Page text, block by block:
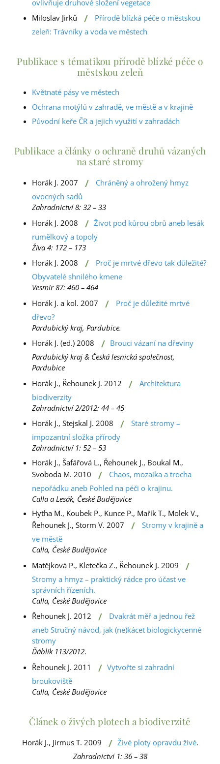
ovlivňuje druhové složení vegetace
Miloslav Jirků
/
Přírodě blízká péče o městskou
zeleň: Trávníky a voda ve městech
Publikace s tématikou přírodě blízké péče o
městskou zeleň
Květnaté pásy ve městech
Ochrana motýlů v zahradě, ve městě a v krajině
Původní keře ČR a jejich využití v zahradách
Publikace a články o ochraně druhů vázaných
na staré stromy
Horák J. 2007 /
Chráněný a ohrožený hmyz
ovocných sadů
Zahradnictví 8: 32 – 33
Horák J. 2008
/ Život pod kůrou obrů aneb lesák
rumělkový a topoly
Živa 4: 172 – 173
Horák J. 2008
/
Proč je mrtvé dřevo tak důležité?
Obyvatelé shnilého kmene
Vesmír 87: 460 – 464
Horák J. a kol. 2007
/
Proč je důležité mrtvé
dřevo?
Pardubický kraj, Pardubice.
Horák J. (ed.) 2008
/ Brouci vázaní na dřeviny
Pardubický kraj & Česká lesnická společnost,
Pardubice
Horák J., Řehounek J. 2012
/
Architektura
biodiverzity
Zahradnictví 2/2012: 44 – 45
Horák J., Stejskal J. 2008
/
Staré stromy –
impozantní složka přírody
Zahradnictví 1: 52 – 53
Horák J., Šafářová L., Řehounek J., Boukal M.,
Svoboda M. 2010
/
Chaos, mozaika a trocha
nepořádku aneb Pohled na péči o krajinu.
Calla a Lesák, České Budějovice
Hyťha M., Koubek P., Kunce P., Mařík T., Molek V.,
Řehounek J., Storm V. 2007
/
Stromy v krajině a
ve městě
Calla, České Budějovice
Matějková P., Kletečka Z., Řehounek J. 2009
/
Stromy a hmyz – praktický rádce pro účast ve
správních řízeních.
Calla, České Budějovice
Řehounek J. 2012
/
Dvakrát měř a jednou řež
aneb Stručný návod, jak (ne)kácet biologickycenné
stromy
Ďáblík 113/2012.
Řehounek J. 2011
/ Vytvořte si zahradní
broukoviště
Calla, České Budějovice
Článek o živých plotech a biodiverzitě
Horák J., Jirmus T. 2009 / Živé ploty opravdu živé.
Zahradnictví 1: 36 – 38